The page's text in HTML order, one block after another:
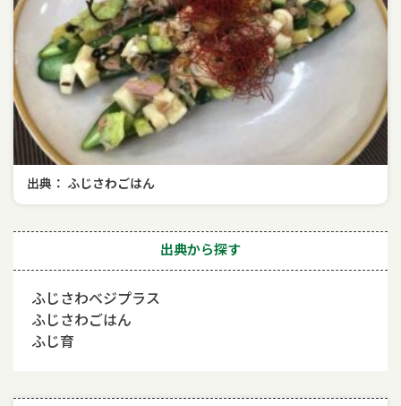
出典： ふじさわごはん
出典から探す
ふじさわベジプラス
ふじさわごはん
ふじ育